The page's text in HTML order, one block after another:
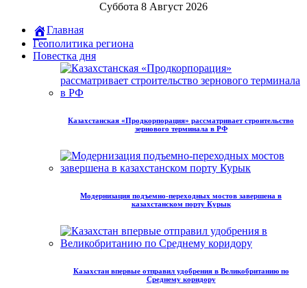
Суббота 8 Август 2026
Главная
Геополитика региона
Повестка дня
Казахстанская «Продкорпорация» рассматривает строительство
зернового терминала в РФ
Модернизация подъемно-переходных мостов завершена в
казахстанском порту Курык
Казахстан впервые отправил удобрения в Великобританию по
Среднему коридору